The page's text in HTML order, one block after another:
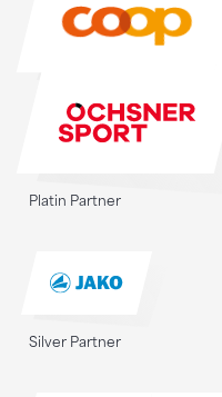
Platin Partner
Silver Partner